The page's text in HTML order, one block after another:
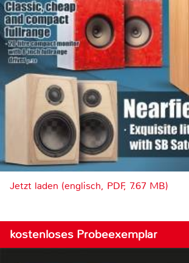
Jetzt laden (englisch, PDF, 7.67 MB)
kostenloses Probeexemplar